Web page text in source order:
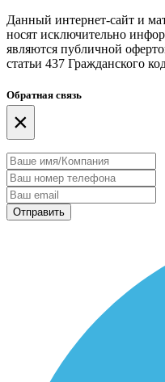
Данный интернет-сайт и
носят исключительно
являются публичной
статьи 437 Гражданского
Обратная связь
×
Отправить